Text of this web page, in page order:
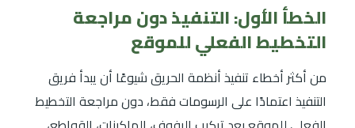
الخطأ الأول: التنفيذ دون مراجعة
التخطيط الفعلي للموقع
من أكثر أخطاء تنفيذ أنظمة الحريق شيوعًا أن يبدأ فريق
التنفيذ اعتمادًا على الرسومات فقط، دون مراجعة التخطيط